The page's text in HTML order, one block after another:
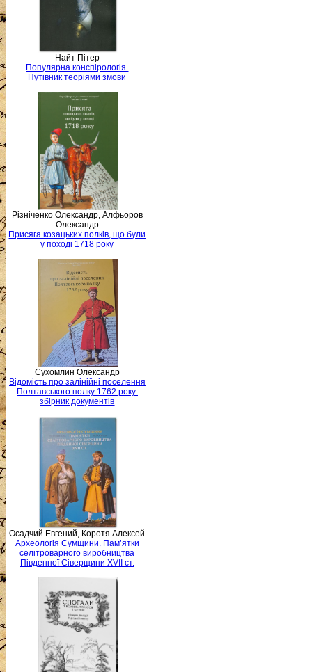
Найт Пітер
Популярна конспірологія.
Путівник теоріями змови
Різніченко Олександр, Алфьоров
Олександр
Присяга козацьких полків, що були
у поході 1718 року
Сухомлин Олександр
Відомість про залінійні поселення
Полтавського полку 1762 року:
збірник документів
Осадчий Евгений, Коротя Алексей
Археологія Сумщини. Пам’ятки
селітроварного виробництва
Південної Сіверщини XVII ст.